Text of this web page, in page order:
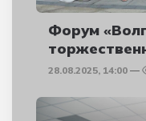
Форум
28.08.2025, 14:00